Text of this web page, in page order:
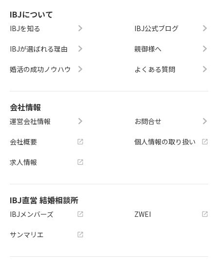
IBJについて
IBJを知る
IBJが選ばれる理由
婚活の成功ノウハウ
IBJ公式ブログ
親御様へ
よくある質問
会社情報
運営会社情報
会社概要
求人情報
お問合せ
個人情報の取り扱い
IBJ直営 結婚相談所
IBJメンバーズ
サンマリエ
ZWEI